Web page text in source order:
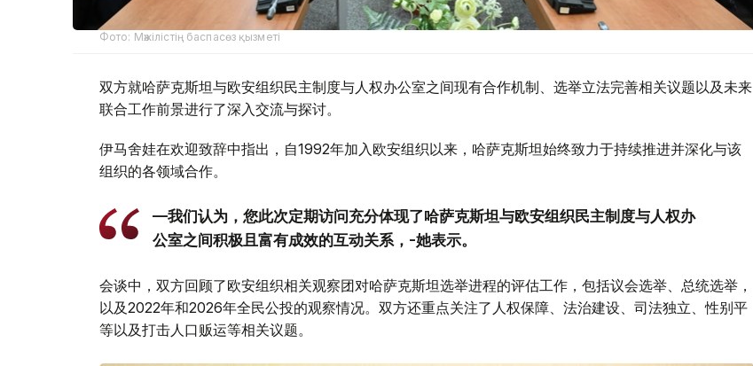
Фото: Мәжілістің баспасөз қызметі
双方就哈萨克斯坦与欧安组织民主制度与人权办公室之间现有合作机制、选举立法完善相关议题以及未来
联合工作前景进行了深入交流与探讨。
伊马舍娃在欢迎致辞中指出，自1992年加入欧安组织以来，哈萨克斯坦始终致力于持续推进并深化与该
组织的各领域合作。
—我们认为，您此次定期访问充分体现了哈萨克斯坦与欧安组织民主制度与人权办
公室之间积极且富有成效的互动关系，-她表示。
会谈中，双方回顾了欧安组织相关观察团对哈萨克斯坦选举进程的评估工作，包括议会选举、总统选举，
以及2022年和2026年全民公投的观察情况。双方还重点关注了人权保障、法治建设、司法独立、性别平
等以及打击人口贩运等相关议题。